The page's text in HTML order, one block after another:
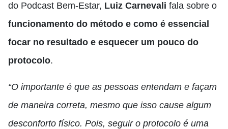
do Podcast Bem-Estar, Luiz Carnevali fala sobre o
funcionamento do método e como é essencial
focar no resultado e esquecer um pouco do
protocolo.
“O importante é que as pessoas entendam e façam
de maneira correta, mesmo que isso cause algum
desconforto físico. Pois, seguir o protocolo é uma